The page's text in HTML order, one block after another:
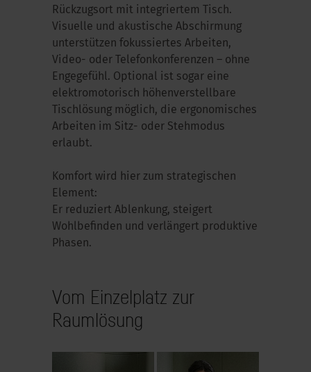
Rückzugsort mit integriertem Tisch.
Visuelle und akustische Abschirmung
unterstützen fokussiertes Arbeiten,
Video- oder Telefonkonferenzen – ohne
Engegefühl. Optional ist sogar eine
elektromotorisch höhenverstellbare
Tischlösung möglich, die ergonomisches
Arbeiten im Sitz- oder Stehmodus
erlaubt.
Komfort wird hier zum strategischen
Element:
Er reduziert Ablenkung, steigert
Wohlbefinden und verlängert produktive
Phasen.
Vom Einzelplatz zur
Raumlösung